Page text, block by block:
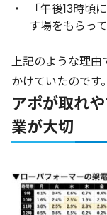
「午後13時頃
す場をもらって
上記のような理由
かけていたのです。
アポが取れ
業が大切